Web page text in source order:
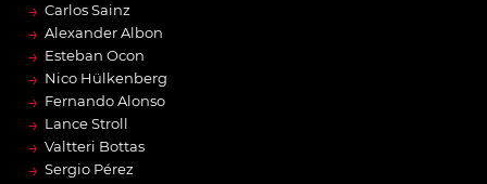
→ Carlos Sainz
→ Alexander Albon
→ Esteban Ocon
→ Nico Hülkenberg
→ Fernando Alonso
→ Lance Stroll
→ Valtteri Bottas
→ Sergio Pérez